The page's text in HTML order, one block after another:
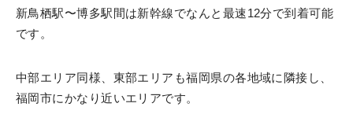
新鳥栖駅〜博多駅間は新幹線でなんと最速12分で到着可能
です。
中部エリア同様、東部エリアも福岡県の各地域に隣接し、
福岡市にかなり近いエリアです。